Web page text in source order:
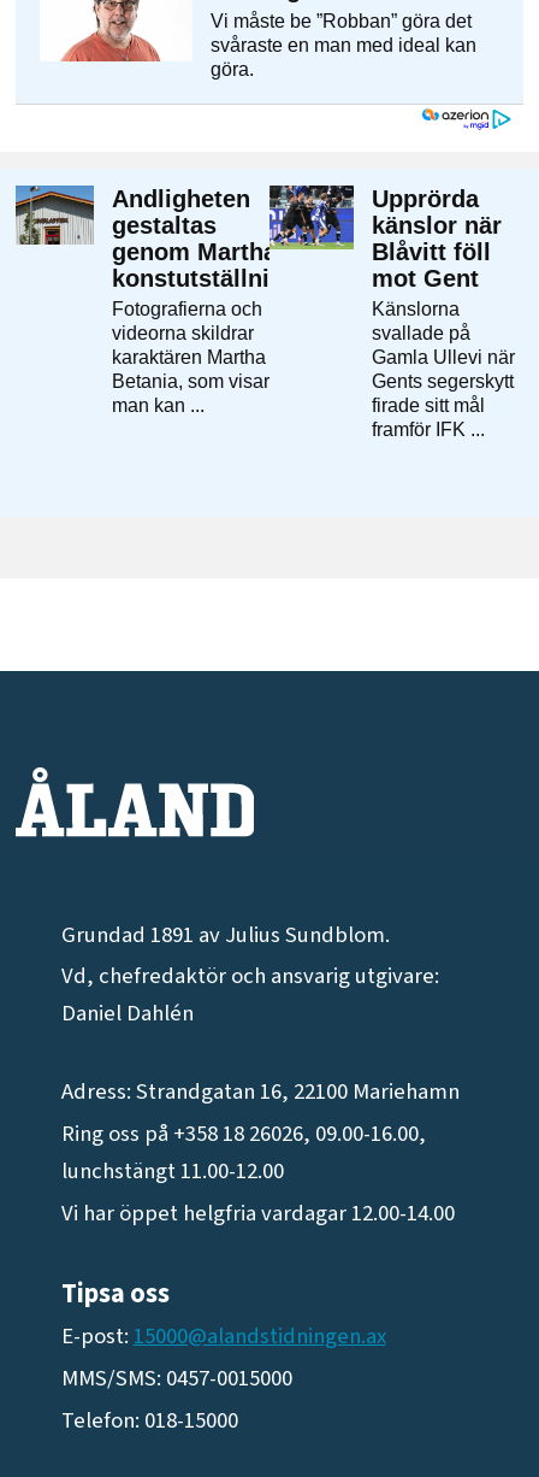
Grundad 1891 av Julius Sundblom.
Vd, chefredaktör och ansvarig utgivare:
Daniel Dahlén
Adress: Strandgatan 16, 22100 Mariehamn
Ring oss på +358 18 26026, 09.00-16.00,
lunchstängt 11.00-12.00
Vi har öppet helgfria vardagar 12.00-14.00
Tipsa oss
E-post: 15000@alandstidningen.ax
MMS/SMS: 0457-0015000
Telefon: 018-15000